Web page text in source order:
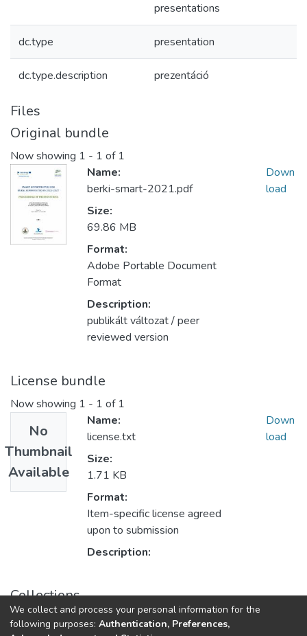
presentations
dc.type presentation
dc.type.description prezentáció
Files
Original bundle
Now showing 1 - 1 of 1
Name:
berki-smart-2021.pdf
Size:
69.86 MB
Format:
Adobe Portable Document
Format
Description:
publikált változat / peer
reviewed version
Down
load
License bundle
Now showing 1 - 1 of 1
No
Thumbnail
Available
Name:
license.txt
Size:
1.71 KB
Format:
Item-specific license agreed
upon to submission
Description:
Down
load
Collections
Előadások, prezentációk (RKI)
We collect and process your personal information for the
following purposes: Authentication, Preferences,